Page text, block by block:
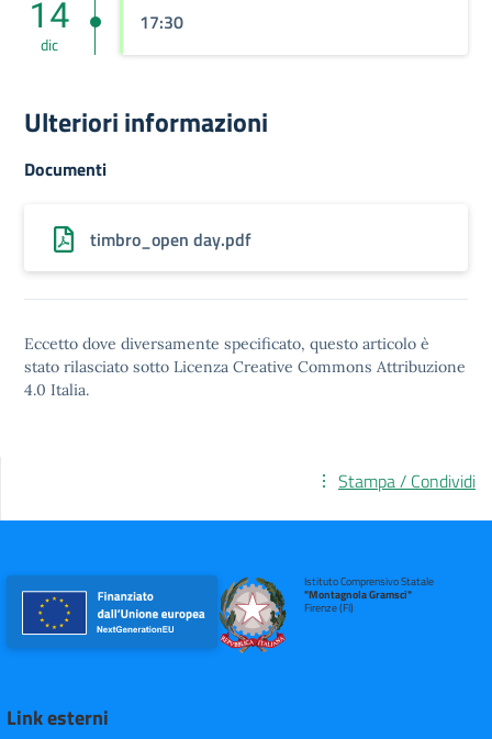
14
dic
17:30
Ulteriori informazioni
Documenti
timbro_open day.pdf
Eccetto dove diversamente specificato, questo articolo è
stato rilasciato sotto Licenza Creative Commons Attribuzione
4.0 Italia.
Stampa / Condividi
Istituto Comprensivo Statale
"Montagnola Gramsci"
Firenze (FI)
Link esterni